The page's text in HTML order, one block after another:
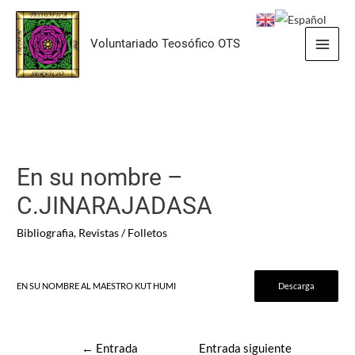
contenido
Voluntariado Teosófico OTS
Main
En su nombre –
C.JINARAJADASA
Bibliografia, Revistas / Folletos
EN SU NOMBRE AL MAESTRO KUT HUMI Descarga
Navegación
← Entrada Entrada siguiente